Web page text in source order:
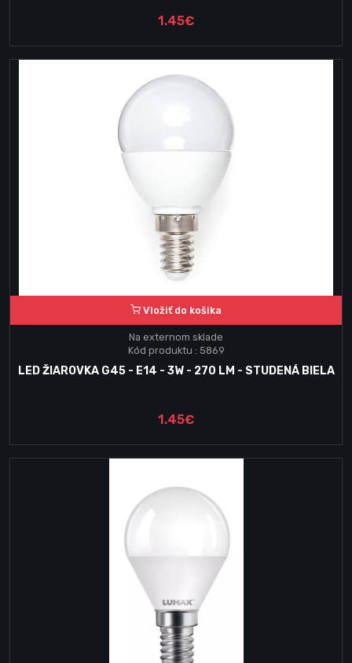
1.45€
Vložiť do košika
Na externom sklade
Kód produktu : 5869
LED ŽIAROVKA G45 - E14 - 3W - 270 LM - STUDENÁ BIELA
1.45€